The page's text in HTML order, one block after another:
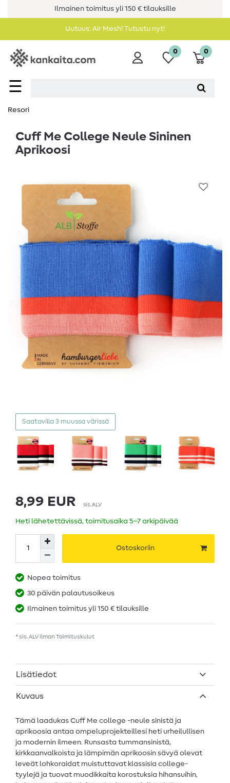
Ilmainen toimitus yli 150 € tilauksille
Uutuus: Air Mesh! Tutustu nyt!
☰
0 0
Resori
Cuff Me College Neule Sininen
Aprikoosi
Saatavilla 3 muussa värissä
8,99 EUR sis. ALV
Heti lähetettävissä, toimitusaika 5–7 arkipäivää
Ostoskoriin
Nopea toimitus
30 päivän palautusoikeus
Ilmainen toimitus yli 150 € tilauksille
* sis. ALV ilman Toimituskulut
Lisätiedot
Kuvaus
Tämä laadukas Cuff Me college -neule sinistä ja
aprikoosia antaa ompeluprojekteillesi heti urheilullisen
ja modernin ilmeen. Runsasta tummansinistä,
kirkkaanvalkoista ja lämpimän aprikoosin sävyä olevat
leveät lohkoraidat muistuttavat klassisia college-
tyylejä ja tuovat muodikkaita korostuksia hihansuihin,